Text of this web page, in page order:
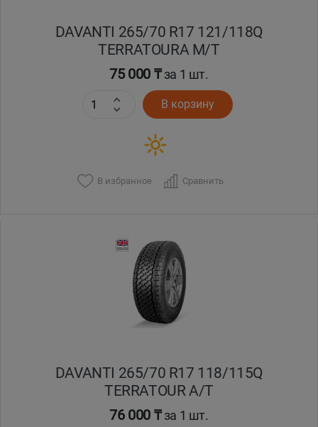
DAVANTI 265/70 R17 121/118Q
TERRATOURA M/T
75 000 ₸за 1 шт.
В корзину
В избранное Сравнить
DAVANTI 265/70 R17 118/115Q
TERRATOUR A/T
76 000 ₸за 1 шт.